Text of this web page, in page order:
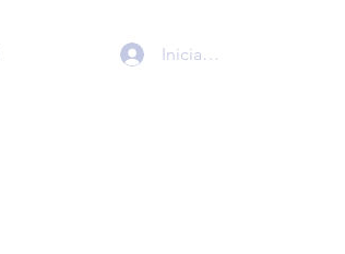
Iniciar sesión